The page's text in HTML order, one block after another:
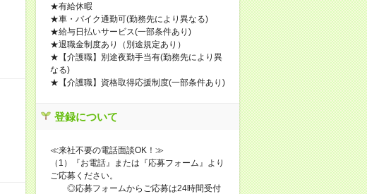
★有給休暇
★車・バイク通勤可(勤務先により異なる)
★給与日払いサービス(一部条件あり)
★退職金制度あり（別途規定あり）
★【介護職】別途夜勤手当有(勤務先により異
なる)
★【介護職】資格取得応援制度(一部条件あり)
登録について
≪来社不要の電話面談OK！≫
（1）『お電話』または『応募フォーム』より
ご応募ください。
◎応募フォームからご応募は24時間受付